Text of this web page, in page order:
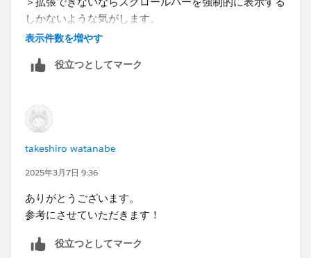
しかないような気がします。
→この方法を教えて頂く事は可能でしょうか？
＞それと、文言に改行が含まれていましたが、これも再
行を入れています。スクロールバーで解決する場合、上
下左右両方にスクロール可能なバーがあると有難いで
す。
表示件数を増やす
役立つとしてマーク
takeshiro watanabe
2025年3月7日 9:36
ありがとうございます。
参考にさせていただきます！
役立つとしてマーク